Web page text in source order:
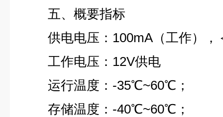
五、概要指标
供电电压：100mA（工作），
工作电压：12V供电
运行温度：-35℃~60℃；
存储温度：-40℃~60℃；